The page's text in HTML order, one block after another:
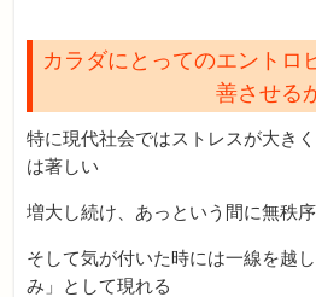
カラダにとってのエントロ
善させる
特に現代社会ではストレスが大き
は著しい
増大し続け、あっという間に無秩
そして気が付いた時には一線を越
み」として現れる